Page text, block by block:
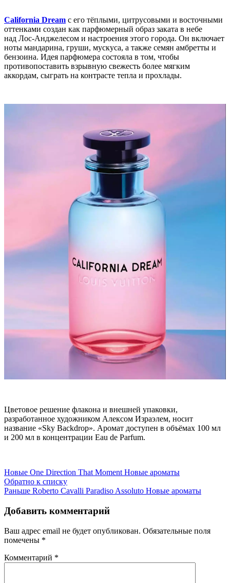
California Dream с его тёплыми, цитрусовыми и восточными
оттенками создан как парфюмерный образ заката в небе
над Лос-Анджелесом и настроения этого города. Он включает
ноты мандарина, груши, мускуса, а также семян амбретты и
бензоина. Идея парфюмера состояла в том, чтобы
противопоставить взрывную свежесть более мягким
аккордам, сыграть на контрасте тепла и прохлады.
Цветовое решение флакона и внешней упаковки,
разработанное художником Алексом Израэлем, носит
название «Sky Backdrop». Аромат доступен в объёмах 100 мл
и 200 мл в концентрации Eau de Parfum.
Новые One Direction That Moment Новые ароматы
Обратно к списку
Раньше Roberto Cavalli Paradiso Assoluto Новые ароматы
Добавить комментарий
Ваш адрес email не будет опубликован. Обязательные поля
помечены *
Комментарий *